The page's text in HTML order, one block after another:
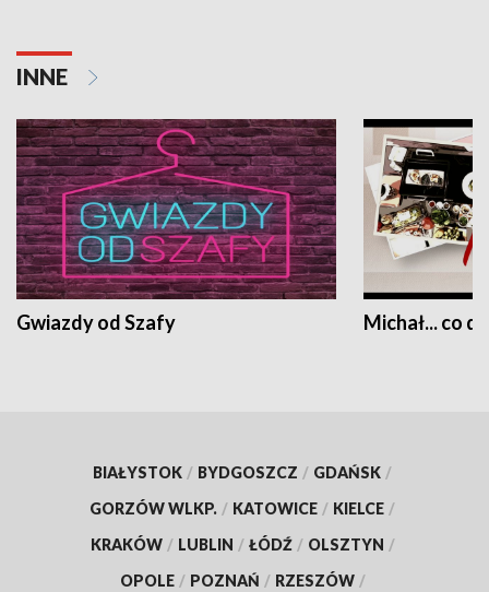
INNE
Gwiazdy od Szafy Michał... co
BIAŁYSTOK / BYDGOSZCZ / GDAŃSK /
GORZÓW WLKP. / KATOWICE / KIELCE /
KRAKÓW / LUBLIN / ŁÓDŹ / OLSZTYN /
OPOLE / POZNAŃ / RZESZÓW /